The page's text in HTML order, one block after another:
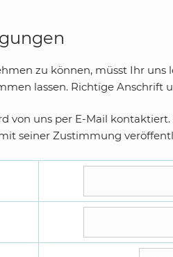
zu können, müsst Ihr
lassen. Richtige Anschrift
von uns per E-Mail
seiner Zustimmung